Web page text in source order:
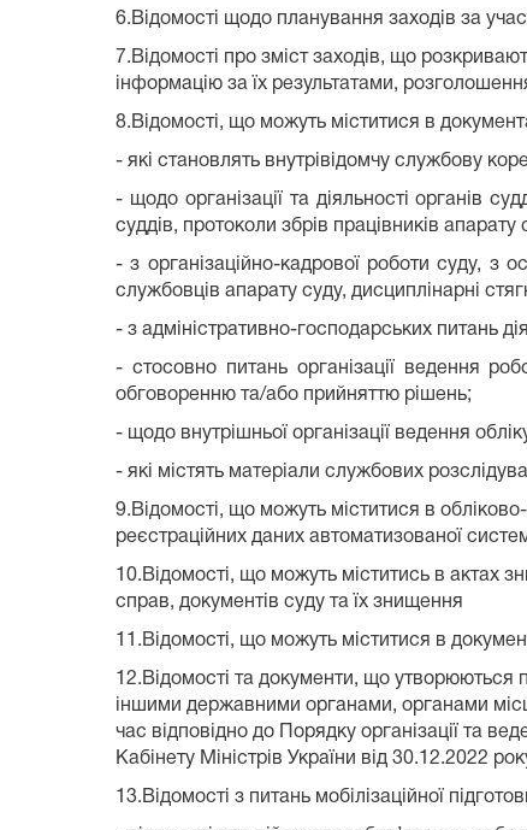
6.Відомості щодо планування заходів за
7.Відомості про зміст заходів, що
інформацію за їх результатами,
8.Відомості, що можуть міститися в
- які становлять внутрівідомчу службову
- щодо організації та діяльності органів
суддів, протоколи збрів працівників
- з організаційно-кадрової роботи суду, з
службовців апарату суду, дисциплінарні
- з адміністративно-господарських питань
- стосовно питань організації ведення
обговоренню та/або прийняттю рішень;
- щодо внутрішньої організації ведення
- які містять матеріали службових
9.Відомості, що можуть міститися в
реєстраційних даних автоматизованої
10.Відомості, що можуть міститись в актах
справ, документів суду та їх знищення
11.Відомості, що можуть міститися в
12.Відомості та документи, що утворюються
іншими державними органами, органами
час відповідно до Порядку організації та
Кабінету Міністрів України від 30.12.2022
13.Відомості з питань мобілізаційної